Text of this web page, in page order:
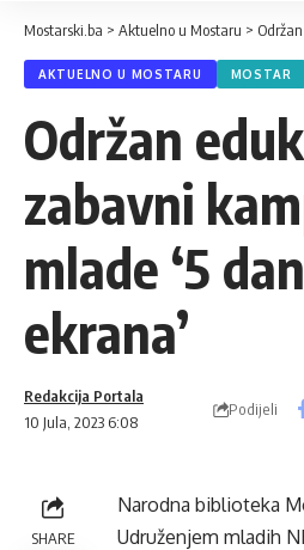
Mostarski.ba > Aktuelno u Mostaru > Održan
AKTUELNO U MOSTARU MOSTAR
Održan
zabavni
mlade ‘5
ekrana’
10 Jula, 2023 6:08
Redakcija Portala
Podijeli
SHARE
Narodna biblioteka
Udruženjem mladih